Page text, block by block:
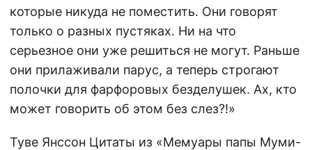
которые никуда не поместить. Они говорят
только о разных пустяках. Ни на что
серьезное они уже решиться не могут. Раньше
они прилаживали парус, а теперь строгают
полочки для фарфоровых безделушек. Ах, кто
может говорить об этом без слез?!»
Туве Янссон Цитаты из «Мемуары папы Муми-